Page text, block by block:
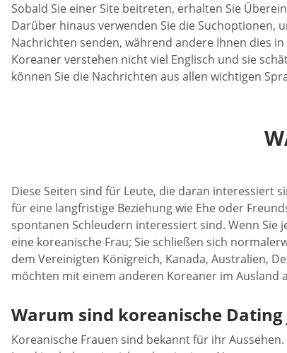
Sobald Sie einer Site beitreten, erhalten Sie
Darüber hinaus verwenden Sie die Suchoptionen,
Nachrichten senden, während andere Ihnen dies
Koreaner verstehen nicht viel Englisch und sie
können Sie die Nachrichten aus allen wichtigen
Diese Seiten sind für Leute, die daran interessiert
für eine langfristige Beziehung wie Ehe oder
spontanen Schleudern interessiert sind. Wenn Sie
eine koreanische Frau; Sie schließen sich
dem Vereinigten Königreich, Kanada, Australien,
möchten mit einem anderen Koreaner im Ausland
Warum sind koreanische
Koreanische Frauen sind bekannt für ihr